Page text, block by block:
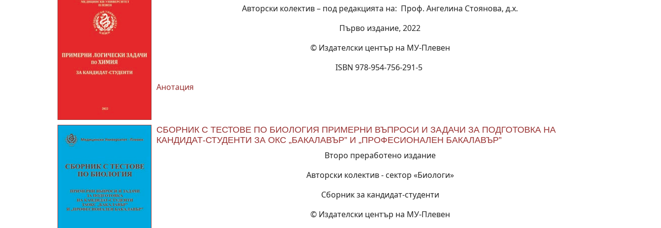
Авторски колектив – под редакцията на: Проф. Ангелина Стоянова, д.х.
Първо издание, 2022
© Издателски център на МУ-Плевен
ISBN 978‐954‐756‐291‐5
Анотация
СБОРНИК С ТЕСТОВЕ ПО БИОЛОГИЯ ПРИМЕРНИ ВЪПРОСИ И ЗАДАЧИ ЗА ПОДГОТОВКА НА
КАНДИДАТ-СТУДЕНТИ ЗА ОКС „БАКАЛАВЪР” И „ПРОФЕСИОНАЛЕН БАКАЛАВЪР”
Второ преработено издание
Авторски колектив - сектор «Биологи»
Сборник за кандидат-студенти
© Издателски център на МУ-Плевен